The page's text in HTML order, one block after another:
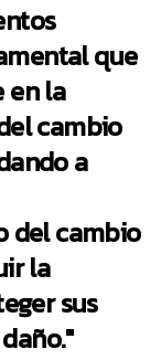
que
en la
cambio
a
del cambio
la
sus